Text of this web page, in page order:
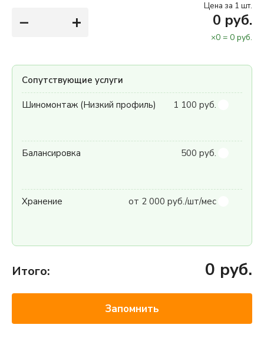
− +
Цена за 1 шт.
0 руб.
×0 = 0 руб.
Сопутствующие услуги
Шиномонтаж (Низкий профиль) 1 100 руб.
Балансировка 500 руб.
Хранение от 2 000 руб./шт/мес
Итого: 0 руб.
Запомнить